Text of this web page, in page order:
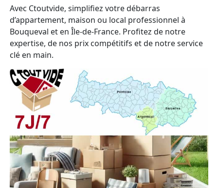
Avec Ctoutvide, simplifiez votre débarras
d’appartement, maison ou local professionnel à
Bouqueval et en Île-de-France. Profitez de notre
expertise, de nos prix compétitifs et de notre service
clé en main.